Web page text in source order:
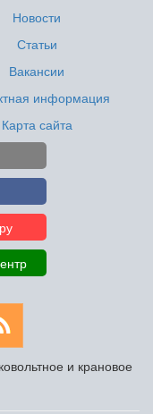
Новости
Статьи
Вакансии
информация
Карта сайта
и крановое